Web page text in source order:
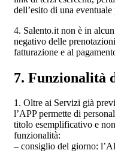
dell’esito di una eventuale
4. Salento.it non è in
negativo delle
fatturazione e al
7. Funzionalità
1. Oltre ai Servizi già
l’APP permette di
titolo esemplificativo e
funzionalità:
– consiglio del giorno: